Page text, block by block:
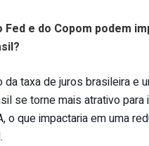
e do Copom podem
taxa de juros brasileira e
se torne mais atrativo
o que impactaria em uma